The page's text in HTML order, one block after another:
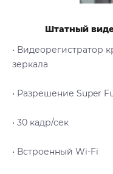
Штатный
• Видеорегистратор
зеркала
• Разрешение Super
• 30 кадр/сек
• Встроенный Wi-Fi